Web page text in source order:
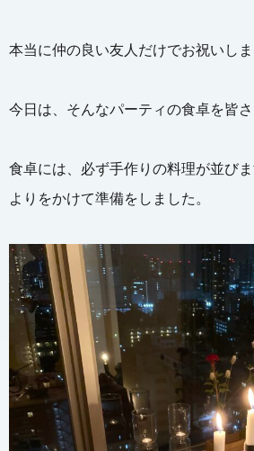
本当に仲の良い友人だけでお祝いしま
今日は、そんなパーティの食卓を皆さ
食卓には、必ず手作りの料理が並び
よりをかけて準備をしました。